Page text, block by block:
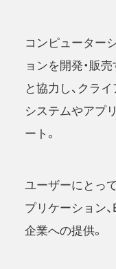
コンピューター
ョンを開発・販
と協力し、クラ
システムやアプ
ート。
ユーザーにとっ
プリケーション
企業への提供。